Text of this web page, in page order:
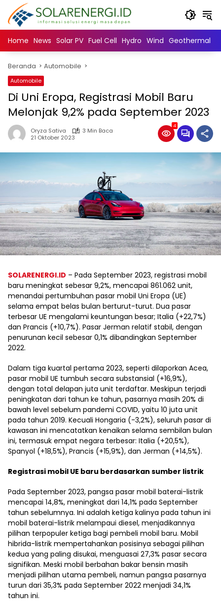
Langsung
konten
Home News Solar PV Fuel Cell Hydro Wind Geothermal
Beranda Automobile
Automobile
Di Uni Eropa, Registrasi Mobil Baru
Melonjak 9,2% pada September 2023
Oryza Sativa
3 Min Baca
21 Oktober 2023
4
SOLARENERGI.ID – Pada September 2023, registrasi mobil
baru meningkat sebesar 9,2%, mencapai 861.062 unit,
menandai pertumbuhan pasar mobil Uni Eropa (UE)
selama empat belas bulan berturut-turut. Dua pasar
terbesar UE mengalami keuntungan besar; Italia (+22,7%)
dan Prancis (+10,7%). Pasar Jerman relatif stabil, dengan
penurunan kecil sebesar 0,1% dibandingkan September
2022.
Dalam tiga kuartal pertama 2023, seperti dilaporkan Acea,
pasar mobil UE tumbuh secara substansial (+16,9%),
dengan total delapan juta unit terdaftar. Meskipun terjadi
peningkatan dari tahun ke tahun, pasarnya masih 20% di
bawah level sebelum pandemi COVID, yaitu 10 juta unit
pada tahun 2019. Kecuali Hongaria (-3,2%), seluruh pasar di
kawasan ini mencatatkan kenaikan selama sembilan bulan
ini, termasuk empat negara terbesar: Italia (+20,5%),
Spanyol (+18,5%), Prancis (+15,9%), dan Jerman (+14,5%).
Registrasi mobil UE baru berdasarkan sumber listrik
Pada September 2023, pangsa pasar mobil baterai-listrik
mencapai 14,8%, meningkat dari 14,1% pada September
tahun sebelumnya. Ini adalah ketiga kalinya pada tahun ini
mobil baterai-listrik melampaui diesel, menjadikannya
pilihan terpopuler ketiga bagi pembeli mobil baru. Mobil
hibrida-listrik mempertahankan posisinya sebagai pilihan
kedua yang paling disukai, menguasai 27,3% pasar secara
signifikan. Meski mobil berbahan bakar bensin masih
menjadi pilihan utama pembeli, namun pangsa pasarnya
turun dari 35,3% pada September 2022 menjadi 34,1%
tahun ini.